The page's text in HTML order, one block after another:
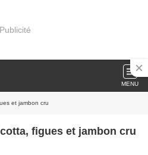
Publicité
MENU
et jambon cru
figues et jambon cru